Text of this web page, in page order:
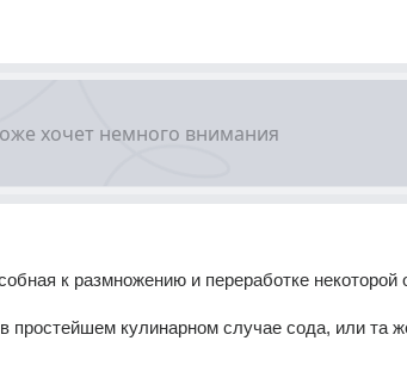
к размножению и переработке некоторой
простейшем кулинарном случае сода, или та